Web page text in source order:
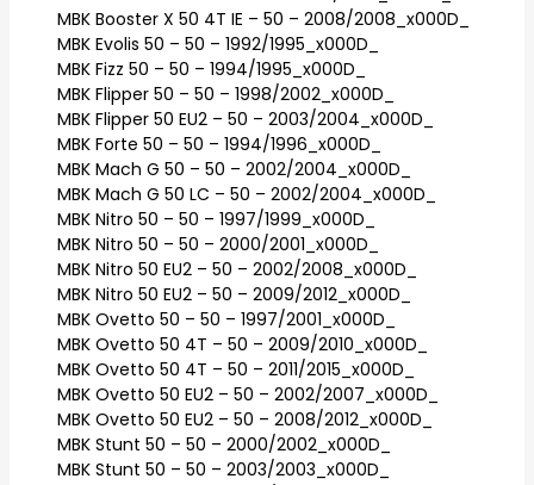
MBK Booster X 50 4T IE – 50 – 2008/2008_x000D_
MBK Evolis 50 – 50 – 1992/1995_x000D_
MBK Fizz 50 – 50 – 1994/1995_x000D_
MBK Flipper 50 – 50 – 1998/2002_x000D_
MBK Flipper 50 EU2 – 50 – 2003/2004_x000D_
MBK Forte 50 – 50 – 1994/1996_x000D_
MBK Mach G 50 – 50 – 2002/2004_x000D_
MBK Mach G 50 LC – 50 – 2002/2004_x000D_
MBK Nitro 50 – 50 – 1997/1999_x000D_
MBK Nitro 50 – 50 – 2000/2001_x000D_
MBK Nitro 50 EU2 – 50 – 2002/2008_x000D_
MBK Nitro 50 EU2 – 50 – 2009/2012_x000D_
MBK Ovetto 50 – 50 – 1997/2001_x000D_
MBK Ovetto 50 4T – 50 – 2009/2010_x000D_
MBK Ovetto 50 4T – 50 – 2011/2015_x000D_
MBK Ovetto 50 EU2 – 50 – 2002/2007_x000D_
MBK Ovetto 50 EU2 – 50 – 2008/2012_x000D_
MBK Stunt 50 – 50 – 2000/2002_x000D_
MBK Stunt 50 – 50 – 2003/2003_x000D_